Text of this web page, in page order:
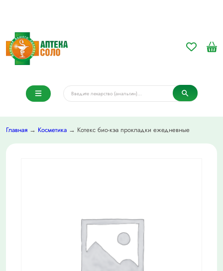
Главная → Косметика → Котекс био-кэа прокладки ежедневные